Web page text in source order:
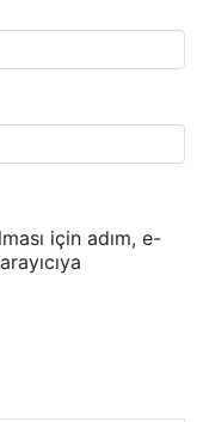
için adım, e-